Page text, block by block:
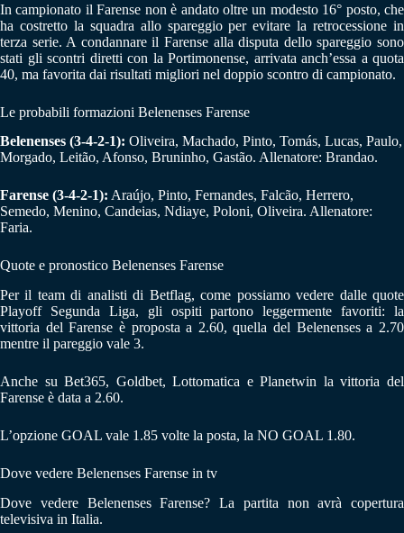
In campionato il Farense non è andato oltre un modesto 16° posto, che
ha costretto la squadra allo spareggio per evitare la retrocessione in
terza serie. A condannare il Farense alla disputa dello spareggio sono
stati gli scontri diretti con la Portimonense, arrivata anch’essa a quota
40, ma favorita dai risultati migliori nel doppio scontro di campionato.
Le probabili formazioni Belenenses Farense
Belenenses (3-4-2-1): Oliveira, Machado, Pinto, Tomás, Lucas, Paulo,
Morgado, Leitão, Afonso, Bruninho, Gastão. Allenatore: Brandao.
Farense (3-4-2-1): Araújo, Pinto, Fernandes, Falcão, Herrero,
Semedo, Menino, Candeias, Ndiaye, Poloni, Oliveira. Allenatore:
Faria.
Quote e pronostico Belenenses Farense
Per il team di analisti di Betflag, come possiamo vedere dalle quote
Playoff Segunda Liga, gli ospiti partono leggermente favoriti: la
vittoria del Farense è proposta a 2.60, quella del Belenenses a 2.70
mentre il pareggio vale 3.
Anche su Bet365, Goldbet, Lottomatica e Planetwin la vittoria del
Farense è data a 2.60.
L’opzione GOAL vale 1.85 volte la posta, la NO GOAL 1.80.
Dove vedere Belenenses Farense in tv
Dove vedere Belenenses Farense? La partita non avrà copertura
televisiva in Italia.